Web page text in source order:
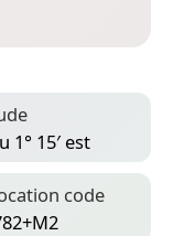
1° 15′ est
code